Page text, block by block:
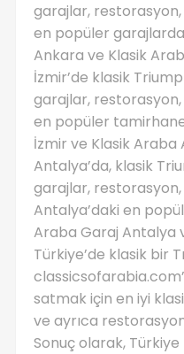
garajlar, restorasyon,
en popüler
Ankara ve Klasik
İzmir’de klasik
garajlar, restorasyon,
en popüler
İzmir ve Klasik Araba
Antalya’da, klasik
garajlar, restorasyon,
Antalya’daki en
Araba Garaj Antalya
Türkiye’de klasik bir
satmak için en iyi
ve ayrıca
Sonuç olarak,